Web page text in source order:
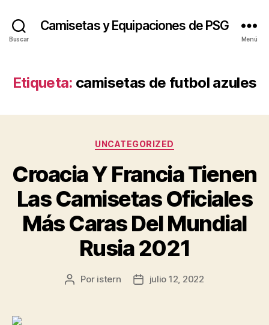
Buscar
Camisetas y Equipaciones de PSG
Menú
Etiqueta: camisetas de futbol azules
Categorías
UNCATEGORIZED
Croacia Y Francia Tienen
Las Camisetas Oficiales
Más Caras Del Mundial
Rusia 2021
Autor
Por istern
Fechajulio 12, 2022